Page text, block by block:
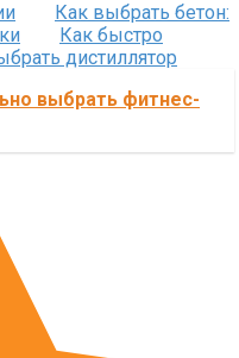
Как выбрать бетон:
Как быстро
дистиллятор
выбрать фитнес-